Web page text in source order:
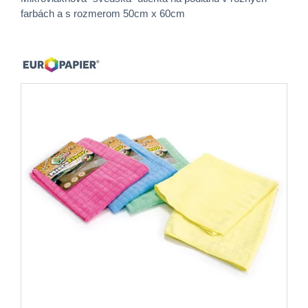
farbách a s rozmerom 50cm x 60cm